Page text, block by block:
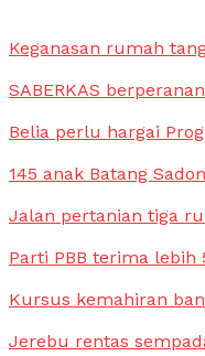
Keganasan rumah
SABERKAS
Belia perlu hargai
145 anak Batang
Jalan pertanian tiga
Parti PBB terima
Kursus kemahiran
Jerebu rentas